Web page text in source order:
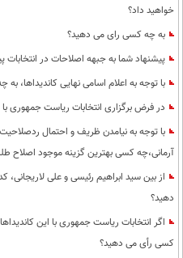
خواهید داد؟
به چه کسی رای می دهید؟
پیشنهاد شما به جبهه اصلاحات در انتخابات
با توجه به اعلام اسامی نهایی کاندیداها،
در فرض برگزاری انتخابات ریاست جمهوری
با توجه به نیامدن ظریف و احتمال
آرمانی،چه کسی بهترین گزینه موجود اصلاح
از بین سید ابراهیم رئیسی و علی
دهید؟
اگر انتخابات ریاست جمهوری با این
کسی رأی می دهید؟